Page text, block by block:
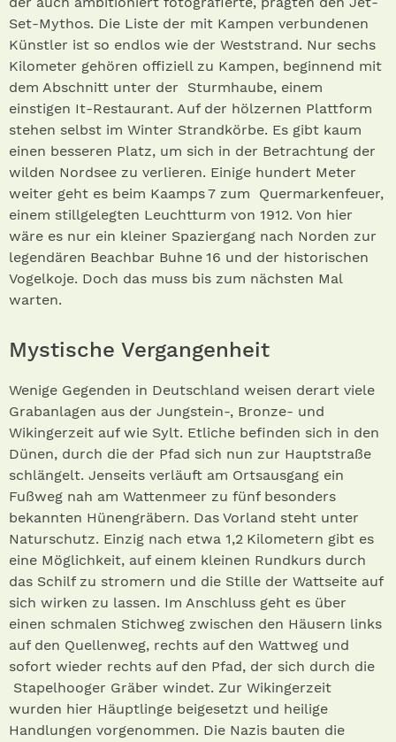
Set-Mythos. Die Liste der mit Kampen verbundenen
Künstler ist so endlos wie der Weststrand. Nur sechs
Kilometer gehören offiziell zu Kampen, beginnend mit
dem Abschnitt unter der Sturmhaube, einem
einstigen It-Restaurant. Auf der hölzernen Plattform
stehen selbst im Winter Strandkörbe. Es gibt kaum
einen besseren Platz, um sich in der Betrachtung der
wilden Nordsee zu verlieren. Einige hundert Meter
weiter geht es beim Kaamps 7 zum Quermarkenfeuer,
einem stillgelegten Leuchtturm von 1912. Von hier
wäre es nur ein kleiner Spaziergang nach Norden zur
legendären Beachbar Buhne 16 und der historischen
Vogelkoje. Doch das muss bis zum nächsten Mal
warten.
Mystische Vergangenheit
Wenige Gegenden in Deutschland weisen derart viele
Grabanlagen aus der Jungstein-, Bronze- und
Wikingerzeit auf wie Sylt. Etliche befinden sich in den
Dünen, durch die der Pfad sich nun zur Hauptstraße
schlängelt. Jenseits verläuft am Ortsausgang ein
Fußweg nah am Wattenmeer zu fünf besonders
bekannten Hünengräbern. Das Vorland steht unter
Naturschutz. Einzig nach etwa 1,2 Kilometern gibt es
eine Möglichkeit, auf einem kleinen Rundkurs durch
das Schilf zu stromern und die Stille der Wattseite auf
sich wirken zu lassen. Im Anschluss geht es über
einen schmalen Stichweg zwischen den Häusern links
auf den Quellenweg, rechts auf den Wattweg und
sofort wieder rechts auf den Pfad, der sich durch die
Stapelhooger Gräber windet. Zur Wikingerzeit
wurden hier Häuptlinge beigesetzt und heilige
Handlungen vorgenommen. Die Nazis bauten die